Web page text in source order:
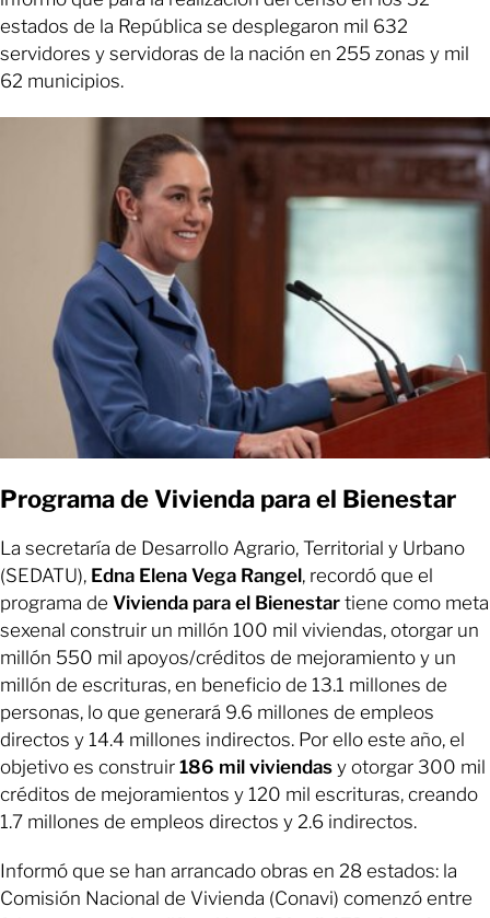
estados de la República se desplegaron mil 632
servidores y servidoras de la nación en 255 zonas y mil
62 municipios.
Programa de Vivienda para el Bienestar
La secretaría de Desarrollo Agrario, Territorial y Urbano
(SEDATU), Edna Elena Vega Rangel, recordó que el
programa de Vivienda para el Bienestar tiene como meta
sexenal construir un millón 100 mil viviendas, otorgar un
millón 550 mil apoyos/créditos de mejoramiento y un
millón de escrituras, en beneficio de 13.1 millones de
personas, lo que generará 9.6 millones de empleos
directos y 14.4 millones indirectos. Por ello este año, el
objetivo es construir 186 mil viviendas y otorgar 300 mil
créditos de mejoramientos y 120 mil escrituras, creando
1.7 millones de empleos directos y 2.6 indirectos.
Informó que se han arrancado obras en 28 estados: la
Comisión Nacional de Vivienda (Conavi) comenzó entre